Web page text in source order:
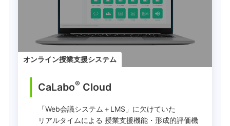
オンライン授業支援システム
CaLabo® ︎ Cloud
「Web会議システム＋LMS」に欠けていた
リアルタイムによる 授業支援機能・形成的評価機